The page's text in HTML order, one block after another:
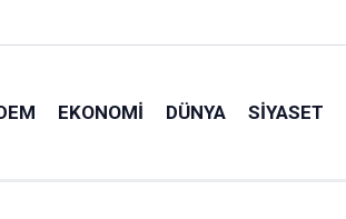
EKONOMI DÜNYA SIYASET